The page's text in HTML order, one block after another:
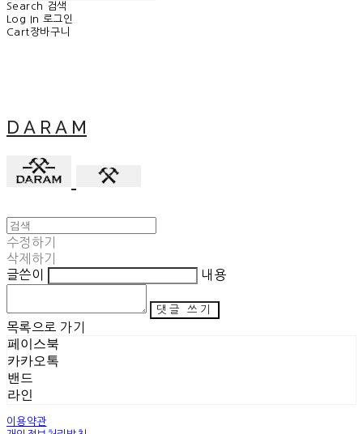
Search
검색
Log In 로그인
Cart장바구니
D A R A M
수정하기
삭제하기
글쓴이
내용
댓글 쓰기
목록으로 가기
페이스북
카카오톡
밴드
라인
이용약관